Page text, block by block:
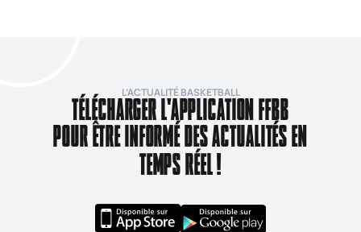
L’ACTUALITÉ BASKETBALL
TÉLÉCHARGER L'APPLICATION FFBB
POUR ÊTRE INFORMÉ DES ACTUALITÉS EN
TEMPS RÉEL !